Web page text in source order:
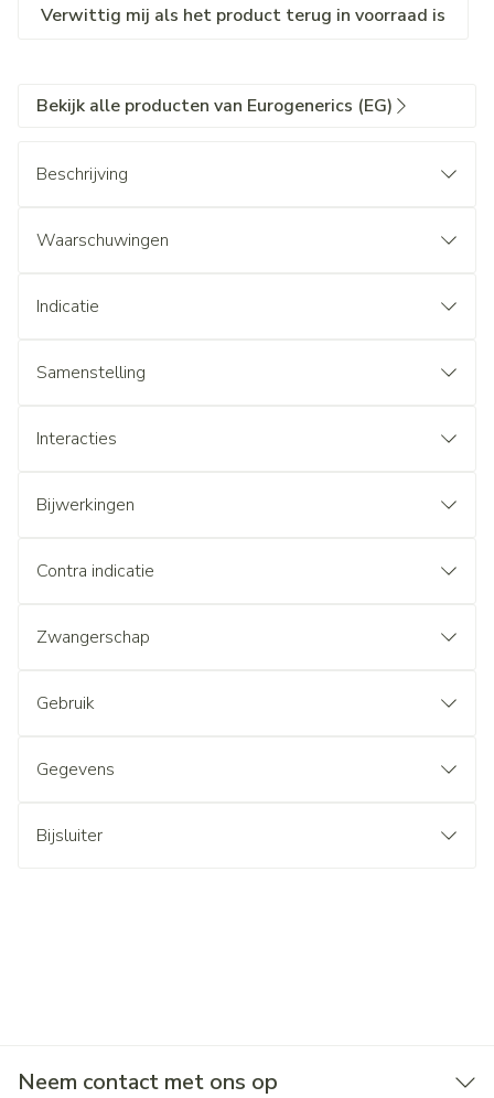
Verwittig mij als het product terug in voorraad is
Bekijk alle producten van Eurogenerics (EG)
Beschrijving
Waarschuwingen
Indicatie
Samenstelling
Interacties
Bijwerkingen
Contra indicatie
Zwangerschap
Gebruik
Gegevens
Bijsluiter
Neem contact met ons op